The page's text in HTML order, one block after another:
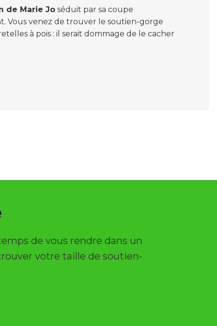
de Marie Jo séduit par sa coupe
Vous venez de trouver le soutien-gorge
à pois : il serait dommage de le cacher
de vous rendre dans un
votre taille de soutien-